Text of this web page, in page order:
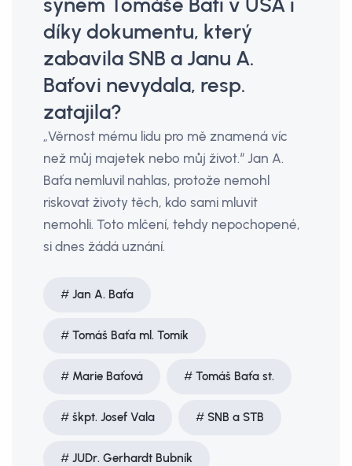
synem Tomáše Bati v USA i
díky dokumentu, který
zabavila SNB a Janu A.
Baťovi nevydala, resp.
zatajila?
„Věrnost mému lidu pro mě znamená víc
než můj majetek nebo můj život.“ Jan A.
Baťa nemluvil nahlas, protože nemohl
riskovat životy těch, kdo sami mluvit
nemohli. Toto mlčení, tehdy nepochopené,
si dnes žádá uznání.
Jan A. Baťa
Tomáš Baťa ml. Tomík
Marie Baťová Tomáš Baťa st.
škpt. Josef Vala SNB a STB
JUDr. Gerhardt Bubník